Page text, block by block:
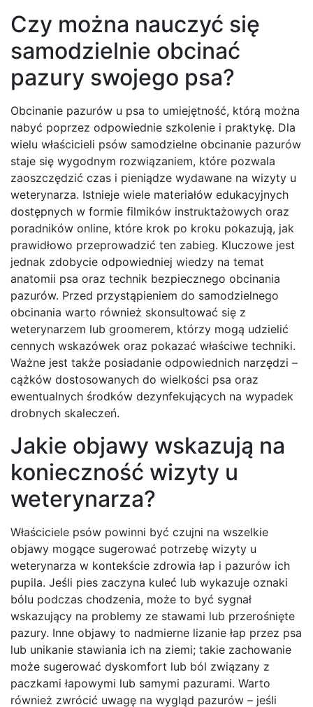
Czy można nauczyć się
samodzielnie obcinać
pazury swojego psa?
Obcinanie pazurów u psa to umiejętność, którą można
nabyć poprzez odpowiednie szkolenie i praktykę. Dla
wielu właścicieli psów samodzielne obcinanie pazurów
staje się wygodnym rozwiązaniem, które pozwala
zaoszczędzić czas i pieniądze wydawane na wizyty u
weterynarza. Istnieje wiele materiałów edukacyjnych
dostępnych w formie filmików instruktażowych oraz
poradników online, które krok po kroku pokazują, jak
prawidłowo przeprowadzić ten zabieg. Kluczowe jest
jednak zdobycie odpowiedniej wiedzy na temat
anatomii psa oraz technik bezpiecznego obcinania
pazurów. Przed przystąpieniem do samodzielnego
obcinania warto również skonsultować się z
weterynarzem lub groomerem, którzy mogą udzielić
cennych wskazówek oraz pokazać właściwe techniki.
Ważne jest także posiadanie odpowiednich narzędzi –
cążków dostosowanych do wielkości psa oraz
ewentualnych środków dezynfekujących na wypadek
drobnych skaleczeń.
Jakie objawy wskazują na
konieczność wizyty u
weterynarza?
Właściciele psów powinni być czujni na wszelkie
objawy mogące sugerować potrzebę wizyty u
weterynarza w kontekście zdrowia łap i pazurów ich
pupila. Jeśli pies zaczyna kuleć lub wykazuje oznaki
bólu podczas chodzenia, może to być sygnał
wskazujący na problemy ze stawami lub przerośnięte
pazury. Inne objawy to nadmierne lizanie łap przez psa
lub unikanie stawiania ich na ziemi; takie zachowanie
może sugerować dyskomfort lub ból związany z
paczkami łapowymi lub samymi pazurami. Warto
również zwrócić uwagę na wygląd pazurów – jeśli